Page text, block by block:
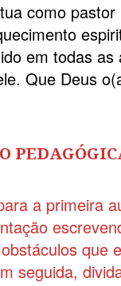
como
em todas
Que Deus
a primeira
que
seguida,